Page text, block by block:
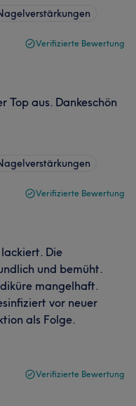
Verifizierte Bewertung
Top aus. Dankeschön
Verifizierte Bewertung
Die
und bemüht.
mangelhaft.
vor neuer
als Folge.
Verifizierte Bewertung